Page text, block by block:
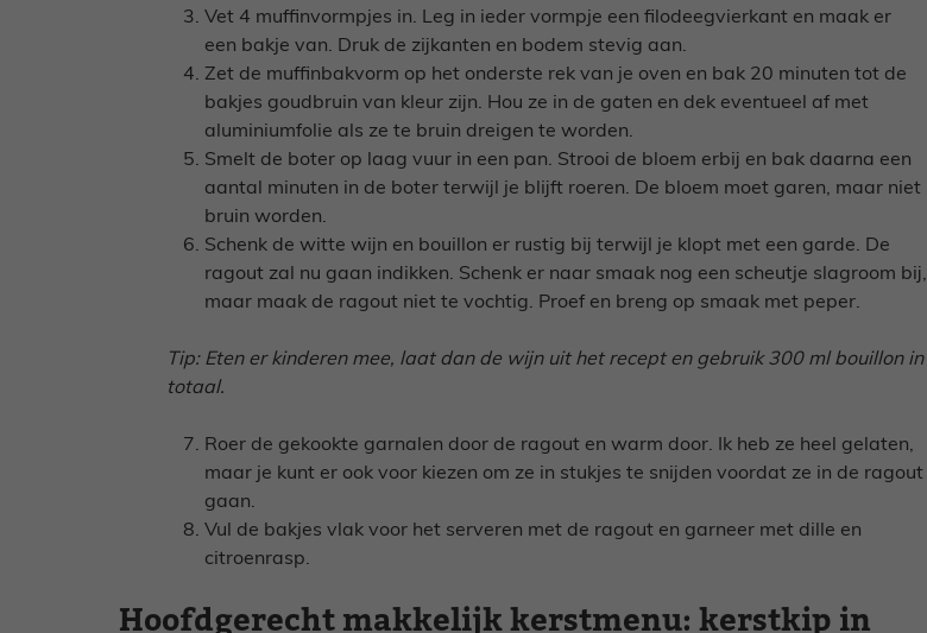
Vet 4 muffinvormpjes in. Leg in ieder vormpje een filodeegvierkant en maak er
een bakje van. Druk de zijkanten en bodem stevig aan.
Zet de muffinbakvorm op het onderste rek van je oven en bak 20 minuten tot de
bakjes goudbruin van kleur zijn. Hou ze in de gaten en dek eventueel af met
aluminiumfolie als ze te bruin dreigen te worden.
Smelt de boter op laag vuur in een pan. Strooi de bloem erbij en bak daarna een
aantal minuten in de boter terwijl je blijft roeren. De bloem moet garen, maar niet
bruin worden.
Schenk de witte wijn en bouillon er rustig bij terwijl je klopt met een garde. De
ragout zal nu gaan indikken. Schenk er naar smaak nog een scheutje slagroom bij,
maar maak de ragout niet te vochtig. Proef en breng op smaak met peper.
Tip: Eten er kinderen mee, laat dan de wijn uit het recept en gebruik 300 ml bouillon in
totaal.
Roer de gekookte garnalen door de ragout en warm door. Ik heb ze heel gelaten,
maar je kunt er ook voor kiezen om ze in stukjes te snijden voordat ze in de ragout
gaan.
Vul de bakjes vlak voor het serveren met de ragout en garneer met dille en
citroenrasp.
Hoofdgerecht makkelijk kerstmenu: kerstkip in